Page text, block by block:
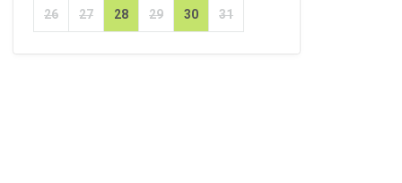
26 27 28 29 30 31